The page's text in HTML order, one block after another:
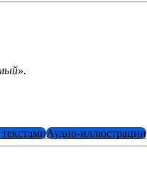
Аудио-иллюстрации